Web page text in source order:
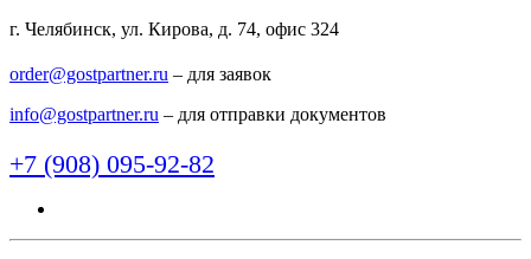
г. Челябинск, ул. Кирова, д. 74, офис 324
order@gostpartner.ru – для заявок
info@gostpartner.ru – для отправки документов
+7 (908) 095-92-82